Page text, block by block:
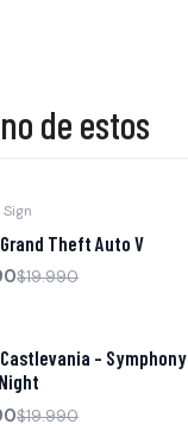
de estos
Theft Auto V
$19.990
- Symphony
$19.990